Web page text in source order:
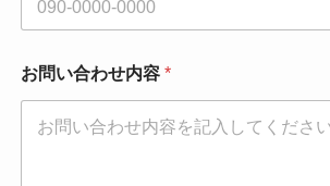
お問い合わせ内容 *